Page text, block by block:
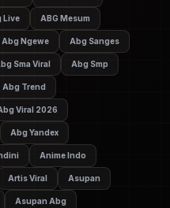
Live ABG Mesum
Abg Ngewe Abg Sanges
Sma Viral Abg Smp
Abg Trend
Viral 2026
Abg Yandex
Anime Indo
Artis Viral Asupan
Asupan Abg